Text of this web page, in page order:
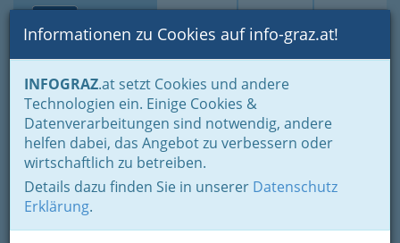
Suche Login Toggle
Informationen zu Cookies auf info-graz.at!
INFOGRAZ.at setzt Cookies und andere
Technologien ein. Einige Cookies &
Datenverarbeitungen sind notwendig, andere
helfen dabei, das Angebot zu verbessern oder
wirtschaftlich zu betreiben.
Details dazu finden Sie in unserer Datenschutz
Erklärung.
Home Branchen
Hotel Paradies ****
Straßganger Straße 380, 8054 Graz
+43 316 282 156
+43 316 282 156 - 6